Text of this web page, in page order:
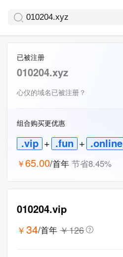
已被注册
010204.xyz
心仪的域名已被注册？
组合购买更优惠
.vip + .fun + .online
￥65.00/首年 节省8.45%
010204.vip
￥ 34/首年 ￥126